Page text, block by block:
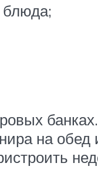
блюда;
на